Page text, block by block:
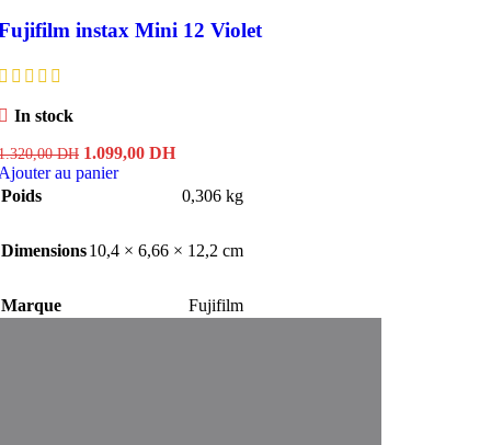
instax Mini 12 Violet
In stock
DH Le
prix
1.099,00 DHLe
actuel
au panier
Poids
0,306 kg
Dimensions10,4 × 6,66 × 12,2 cm
Marque Fujifilm